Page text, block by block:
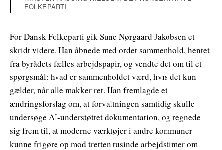
FOLKEPARTI
For Dansk Folkeparti gik Sune Nørgaard Jakobsen et
skridt videre. Han åbnede med ordet sammenhold, hentet
fra byrådets fælles arbejdspapir, og vendte det om til et
spørgsmål: hvad er sammenholdet værd, hvis det kun
gælder, når alle makker ret. Han fremlagde et
ændringsforslag om, at forvaltningen samtidig skulle
undersøge AI-understøttet dokumentation, og regnede
sig frem til, at moderne værktøjer i andre kommuner
kunne frigøre op mod tretten tusinde arbejdstimer om